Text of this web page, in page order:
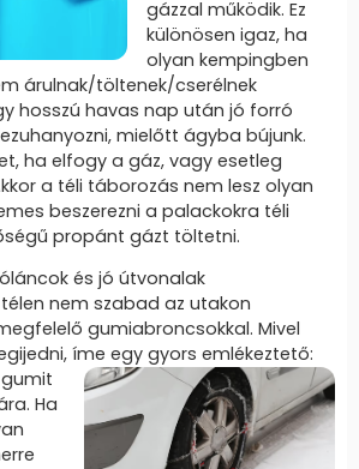
gázzal működik. Ez
különösen igaz, ha
olyan kempingben
árulnak/töltenek/cserélnek
hosszú havas nap után jó forró
mielőtt ágyba bújunk.
ha elfogy a gáz, vagy esetleg
a téli táborozás nem lesz olyan
beszerezni a palackokra téli
propánt gázt töltetni.
és jó útvonalak
nem szabad az utakon
gumiabroncsokkal. Mivel
íme egy gyors emlékeztető:
Ha